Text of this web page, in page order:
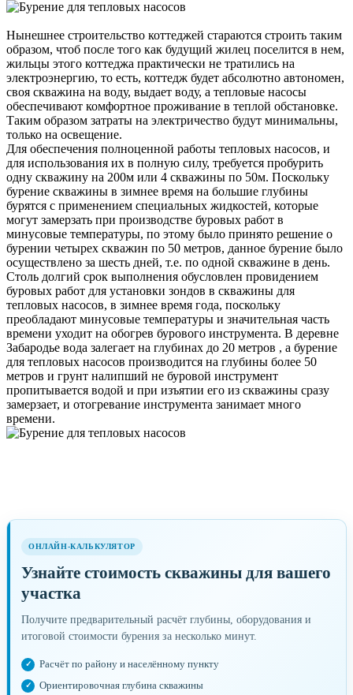
Нынешнее строительство коттеджей стараются строить таким
образом, чтоб после того как будущий жилец поселится в нем,
жильцы этого коттеджа практически не тратились на
электроэнергию, то есть, коттедж будет абсолютно автономен,
своя скважина на воду, выдает воду, а тепловые насосы
обеспечивают комфортное проживание в теплой обстановке.
Таким образом затраты на электричество будут минимальны,
только на освещение.
Для обеспечения полноценной работы тепловых насосов, и
для использования их в полную силу, требуется пробурить
одну скважину на 200м или 4 скважины по 50м. Поскольку
бурение скважины в зимнее время на большие глубины
бурятся с применением специальных жидкостей, которые
могут замерзать при производстве буровых работ в
минусовые температуры, по этому было принято решение о
бурении четырех скважин по 50 метров, данное бурение было
осуществлено за шесть дней, т.е. по одной скважине в день.
Столь долгий срок выполнения обусловлен провидением
буровых работ для установки зондов в скважины для
тепловых насосов, в зимнее время года, поскольку
преобладают минусовые температуры и значительная часть
времени уходит на обогрев бурового инструмента. В деревне
Забародье вода залегает на глубинах до 20 метров , а бурение
для тепловых насосов производится на глубины более 50
метров и грунт налипший не буровой инструмент
пропитывается водой и при изъятии его из скважины сразу
замерзает, и отогревание инструмента занимает много
времени.
ОНЛАЙН-КАЛЬКУЛЯТОР
Узнайте стоимость скважины для вашего
участка
Получите предварительный расчёт глубины, оборудования и
итоговой стоимости бурения за несколько минут.
Расчёт по району и населённому пункту
Ориентировочная глубина скважины